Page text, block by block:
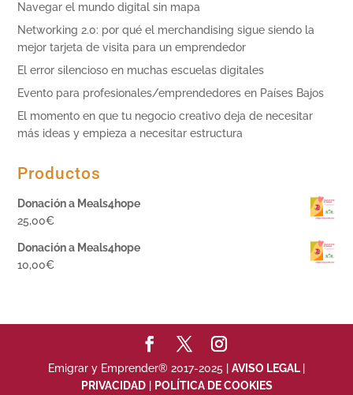
Navegar el mundo digital sin mapa
Networking 2.0: por qué el merchandising sigue siendo la
mejor tarjeta de visita para un emprendedor
El error silencioso en muchas escuelas digitales
Evento para profesionales/emprendedores en Países Bajos
El momento en que tu negocio creativo deja de necesitar
más ideas y empieza a necesitar estructura
Productos
Donación a Meals4hope
25,00€
Donación a Meals4hope
10,00€
Emigrar y Emprender® 2017-2025 | AVISO LEGAL |
PRIVACIDAD| POLÍTICA DE COOKIES